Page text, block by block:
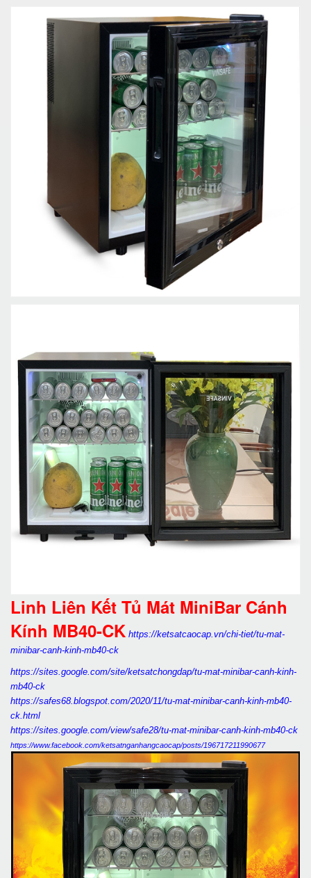
Linh Liên Kết Tủ Mát MiniBar Cánh
Kính MB40-CK https://ketsatcaocap.vn/chi-tiet/tu-mat-
minibar-canh-kinh-mb40-ck
https://sites.google.com/site/ketsatchongdap/tu-mat-minibar-canh-kinh-
mb40-ck
https://safes68.blogspot.com/2020/11/tu-mat-minibar-canh-kinh-mb40-
ck.html
https://sites.google.com/view/safe28/tu-mat-minibar-canh-kinh-mb40-ck
https://www.facebook.com/ketsatnganhangcaocap/posts/196717211990677